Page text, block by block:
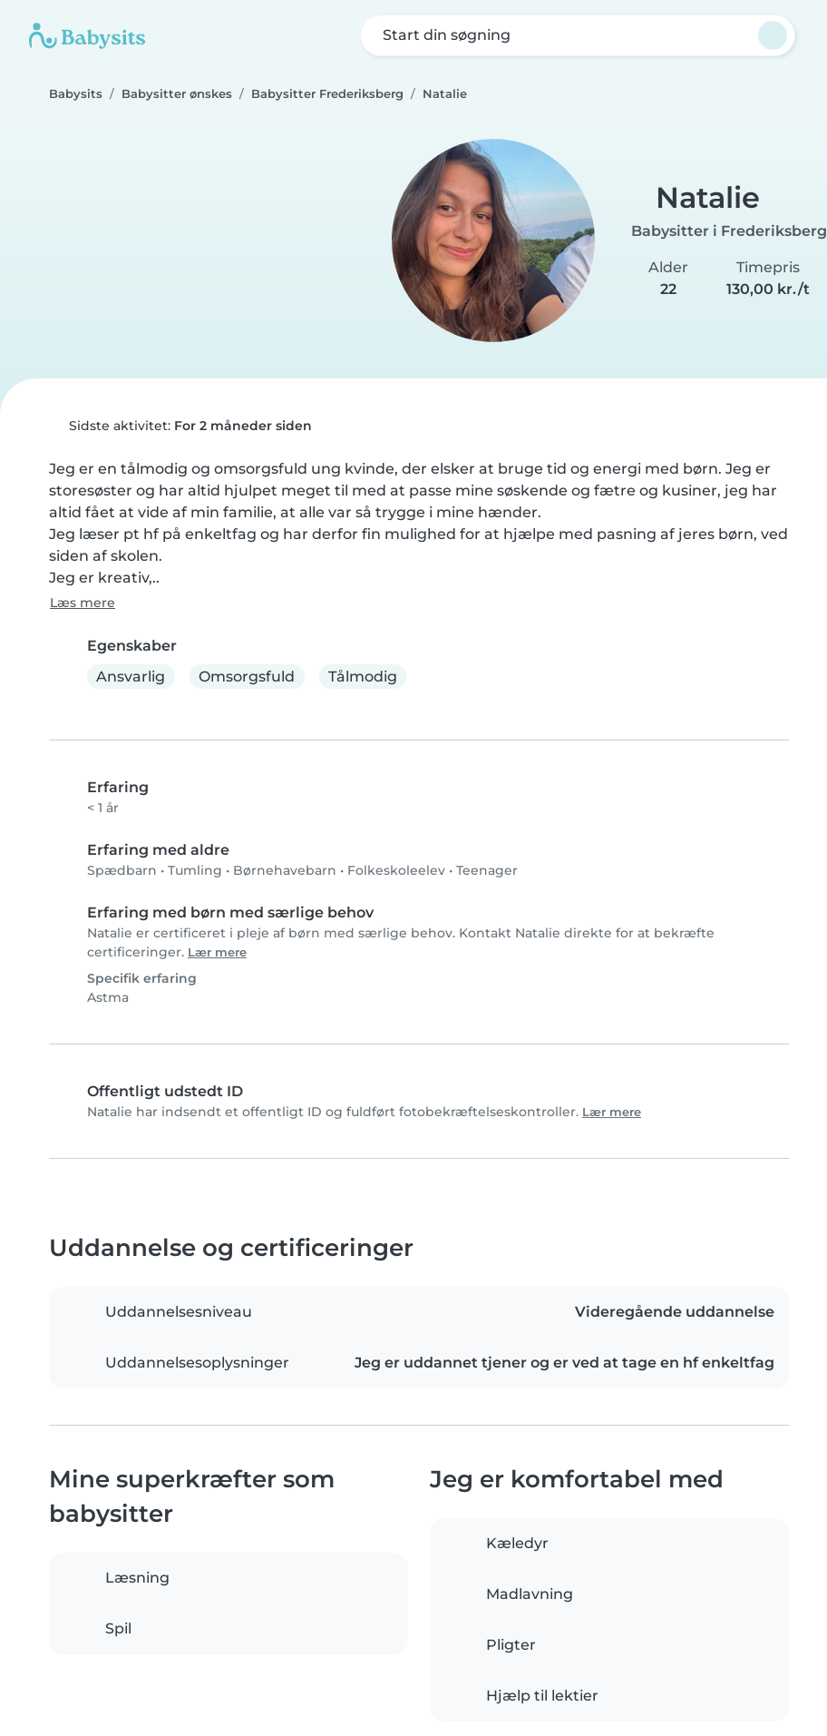
Start din søgning
Babysits Babysitter ønskes Babysitter Frederiksberg Natalie
Natalie
Babysitter i Frederiksberg
Alder
22
Timepris
130,00 kr./t
Sidste aktivitet: For 2 måneder siden
Jeg er en tålmodig og omsorgsfuld ung kvinde, der elsker at bruge tid og energi med børn. Jeg er
storesøster og har altid hjulpet meget til med at passe mine søskende og fætre og kusiner, jeg har
altid fået at vide af min familie, at alle var så trygge i mine hænder.
Jeg læser pt hf på enkeltfag og har derfor fin mulighed for at hjælpe med pasning af jeres børn, ved
siden af skolen.
Jeg er kreativ,..
Læs mere
Egenskaber
Ansvarlig
Omsorgsfuld Tålmodig
Erfaring
< 1 år
Erfaring med aldre
Spædbarn • Tumling • Børnehavebarn • Folkeskoleelev • Teenager
Erfaring med børn med særlige behov
Natalie er certificeret i pleje af børn med særlige behov. Kontakt Natalie direkte for at bekræfte
certificeringer. Lær mere
Specifik erfaring
Astma
Offentligt udstedt ID
Natalie har indsendt et offentligt ID og fuldført fotobekræftelseskontroller. Lær mere
Uddannelse og certificeringer
Uddannelsesniveau Videregående uddannelse
Uddannelsesoplysninger Jeg er uddannet tjener og er ved at tage en hf enkeltfag
Mine superkræfter som
babysitter
Læsning
Spil
Jeg er komfortabel med
Kæledyr
Madlavning
Pligter
Hjælp til lektier